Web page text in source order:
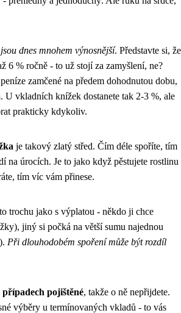
dnes mnohem výnosnější. Představte si, že
6 % ročně - to už stojí za zamyšlení, ne?
zamčené na předem dohodnutou dobu,
U vkladních knížek dostanete tak 2-3 %, ale
prakticky kdykoliv.
je takový zlatý střed. Čím déle spoříte, tím
na úrocích. Je to jako když pěstujete rostlinu
tím víc vám přinese.
trochu jako s výplatou - někdo ji chce
jiný si počká na větší sumu najednou
Při dlouhodobém spoření může být rozdíl
případech pojištěné, takže o ně nepřijdete.
výběry u termínovaných vkladů - to vás